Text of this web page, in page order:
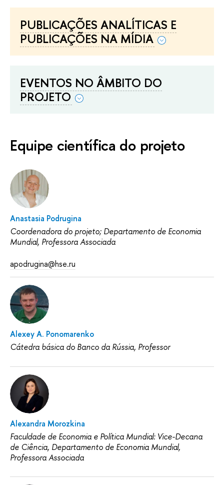
PUBLICAÇÕES ANALÍTICAS E
PUBLICAÇÕES NA MÍDIA
EVENTOS NO ÂMBITO DO
PROJETO
Equipe científica do projeto
Anastasia Podrugina
Coordenadora do projeto; Departamento de Economia
Mundial, Professora Associada
apodrugina@hse.ru
Alexey A. Ponomarenko
Cátedra básica do Banco da Rússia, Professor
Alexandra Morozkina
Faculdade de Economia e Política Mundial: Vice-Decana
de Ciência, Departamento de Economia Mundial,
Professora Associada